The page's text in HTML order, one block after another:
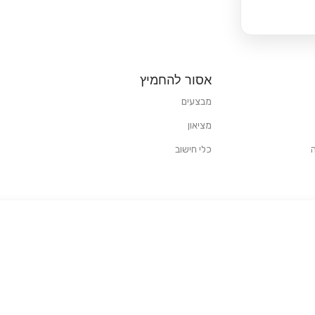
אסור להחמיץ
מבצעים
מציאון
כלי חישוב